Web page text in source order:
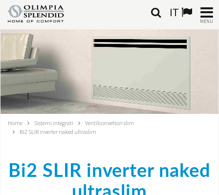
IT
MENU
ITALIANO
HOME
CLIMATIZZAZIONE
RISCALDAMENTO
SISTEMI INTEGRATI
Home Sistemi integrati
Ventilconvettori slim
Bi2 SLIR inverter naked ultraslim
Bi2 SLIR inverter naked